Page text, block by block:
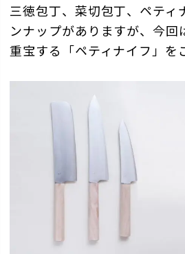
三徳包丁、菜切包丁、ペティ
ンナップがありますが、今回
重宝する「ペティナイフ」を